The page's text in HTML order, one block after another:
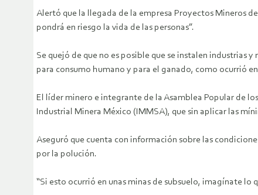
Alertó que la llegada de la empresa Proyectos Mineros
pondrá en riesgo la vida de las personas”.
Se quejó de que no es posible que se instalen industrias
para consumo humano y para el ganado, como ocurrió en
El líder minero e integrante de la Asamblea Popular de
Industrial Minera México (IMMSA), que sin aplicar las
Aseguró que cuenta con información sobre las
por la polución.
“Si esto ocurrió en unas minas de subsuelo, imagínate